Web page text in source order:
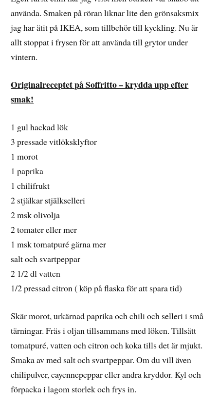
använda. Smaken på röran liknar lite den grönsaksmix
jag har ätit på IKEA, som tillbehör till kyckling. Nu är
allt stoppat i frysen för att använda till grytor under
vintern.
Originalreceptet på Soffritto – krydda upp efter
smak!
1 gul hackad lök
3 pressade vitlöksklyftor
1 morot
1 paprika
1 chilifrukt
2 stjälkar stjälkselleri
2 msk olivolja
2 tomater eller mer
1 msk tomatpuré gärna mer
salt och svartpeppar
2 1/2 dl vatten
1/2 pressad citron ( köp på flaska för att spara tid)
Skär morot, urkärnad paprika och chili och selleri i små
tärningar. Fräs i oljan tillsammans med löken. Tillsätt
tomatpuré, vatten och citron och koka tills det är mjukt.
Smaka av med salt och svartpeppar. Om du vill även
chilipulver, cayennepeppar eller andra kryddor. Kyl och
förpacka i lagom storlek och frys in.